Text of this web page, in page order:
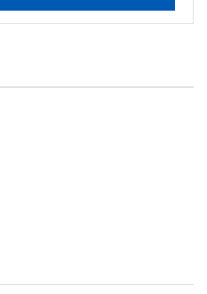
・導入はお客様の責任にお
属します。